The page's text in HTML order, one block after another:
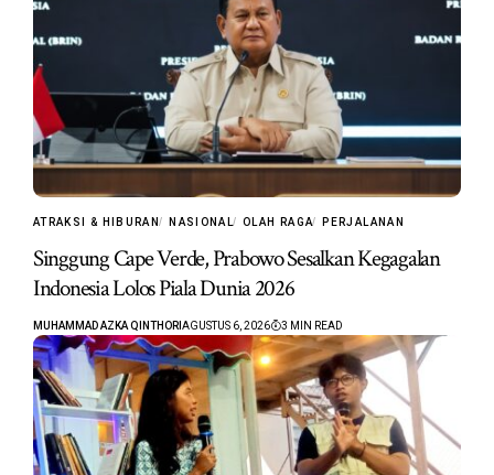
ATRAKSI & HIBURAN NASIONAL OLAH RAGA PERJALANAN
Singgung Cape Verde, Prabowo Sesalkan Kegagalan
Indonesia Lolos Piala Dunia 2026
MUHAMMAD AZKA QINTHORI AGUSTUS 6, 2026 3 MIN READ